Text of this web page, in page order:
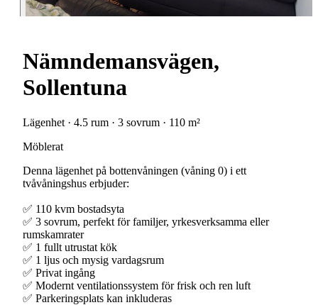
Nämndemansvägen,
Sollentuna
Lägenhet · 4.5 rum · 3 sovrum · 110 m²
Möblerat
Denna lägenhet på bottenvåningen (våning 0) i ett
tvåvåningshus erbjuder:
✅ 110 kvm bostadsyta
✅ 3 sovrum, perfekt för familjer, yrkesverksamma eller
rumskamrater
✅ 1 fullt utrustat kök
✅ 1 ljus och mysig vardagsrum
✅ Privat ingång
✅ Modernt ventilationssystem för frisk och ren luft
✅ Parkeringsplats kan inkluderas